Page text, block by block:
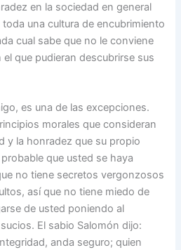
en la sociedad en general
una cultura de encubrimiento
cual sabe que no le conviene
que pudieran descubrirse sus
es una de las excepciones.
morales que consideran
y la honradez que su propio
que usted se haya
no tiene secretos vergonzosos
así que no tiene miedo de
de usted poniendo al
El sabio Salomón dijo:
anda seguro; quien